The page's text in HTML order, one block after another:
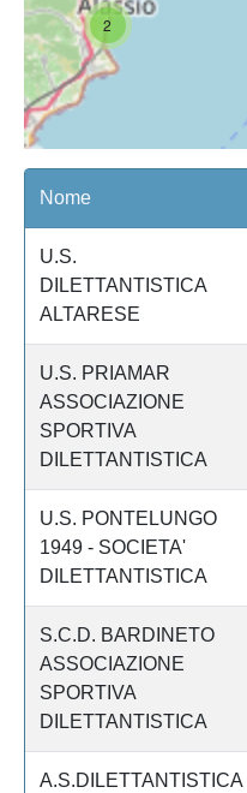
2
Nome
U.S.
DILETTANTISTICA
ALTARESE
U.S. PRIAMAR
ASSOCIAZIONE
SPORTIVA
DILETTANTISTICA
U.S. PONTELUNGO
1949 - SOCIETA'
DILETTANTISTICA
S.C.D. BARDINETO
ASSOCIAZIONE
SPORTIVA
DILETTANTISTICA
A.S.DILETTANTISTICA